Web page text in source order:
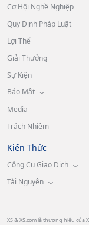
Cơ Hội Nghề Nghiệp
Quy Định Pháp Luật
Lợi Thế
Giải Thưởng
Sự Kiện
Bảo Mật
Media
Trách Nhiệm
Kiến Thức
Công Cụ Giao Dịch
Tài Nguyên
XS & XS.com là thương hiệu của